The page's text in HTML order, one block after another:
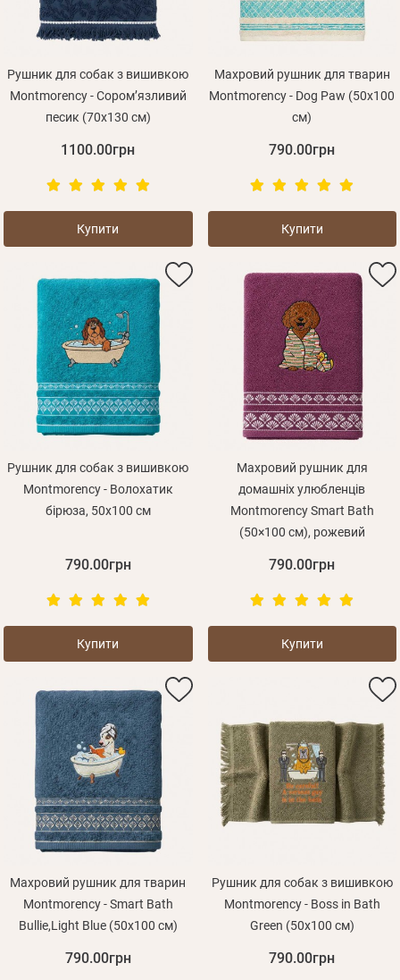
Рушник для собак з вишивкою
Montmorency - Соромʼязливий
песик (70х130 см)
1100.00грн
Купити
Махровий рушник для тварин
Montmorency - Dog Paw (50x100
см)
790.00грн
Купити
Рушник для собак з вишивкою
Montmorency - Волохатик
бірюза, 50x100 см
790.00грн
Купити
Махровий рушник для
домашніх улюбленців
Montmorency Smart Bath
(50×100 см), рожевий
790.00грн
Купити
Махровий рушник для тварин
Montmorency - Smart Bath
Bullie,Light Blue (50x100 см)
790.00грн
Рушник для собак з вишивкою
Montmorency - Boss in Bath
Green (50х100 см)
790.00грн
Зареєструватися